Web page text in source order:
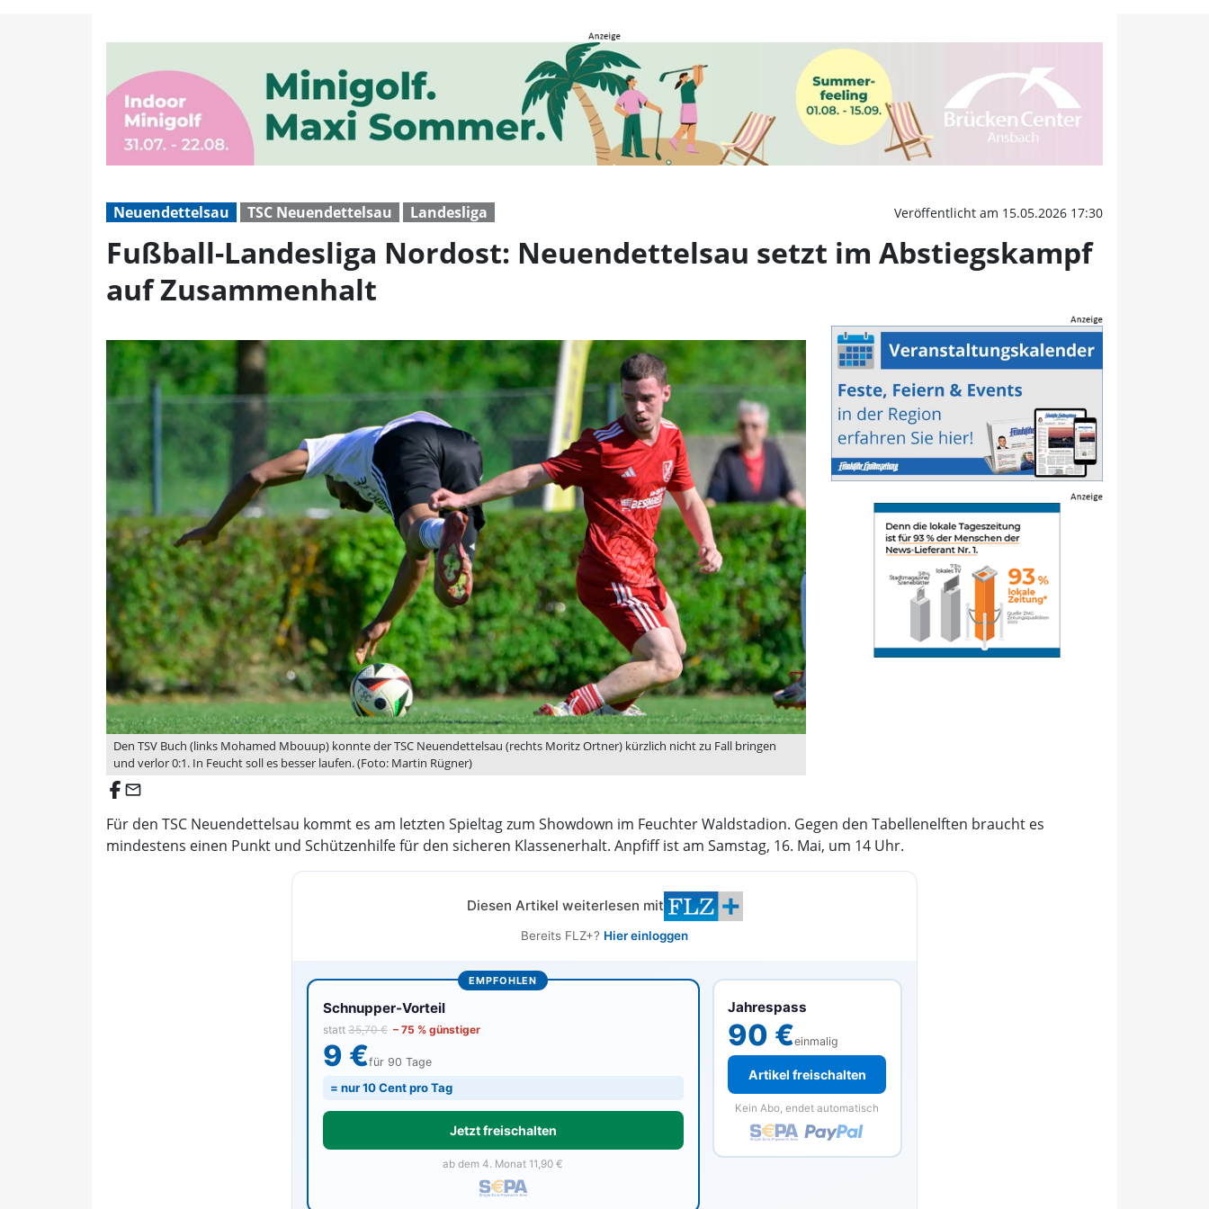
Fußball-Landesliga Nordost: Neuendettelsau setzt im Abstiegskampf
Neuendettelsau TSC Neuendettelsau Landesliga Veröffentlicht am 15.05.2026 17:30
Fußball-Landesliga Nordost: Neuendettelsau setzt im Abstiegskampf
auf Zusammenhalt
Den TSV Buch (links Mohamed Mbouup) konnte der TSC Neuendettelsau (rechts Moritz Ortner) kürzlich nicht zu Fall bringen
und verlor 0:1. In Feucht soll es besser laufen. (Foto: Martin Rügner)
email
Für den TSC Neuendettelsau kommt es am letzten Spieltag zum Showdown im Feuchter Waldstadion. Gegen den Tabellenelften braucht es
mindestens einen Punkt und Schützenhilfe für den sicheren Klassenerhalt. Anpfiff ist am Samstag, 16. Mai, um 14 Uhr.
Diesen Artikel weiterlesen mit
Bereits FLZ+? Hier einloggen
Jahrespass
90 €einmalig
Artikel freischalten
Kein Abo, endet automatisch
EMPFOHLEN
Schnupper-Vorteil
statt 35,70 € – 75 % günstiger
9 €für 90 Tage
= nur 10 Cent pro Tag
Jetzt freischalten
ab dem 4. Monat 11,90 €